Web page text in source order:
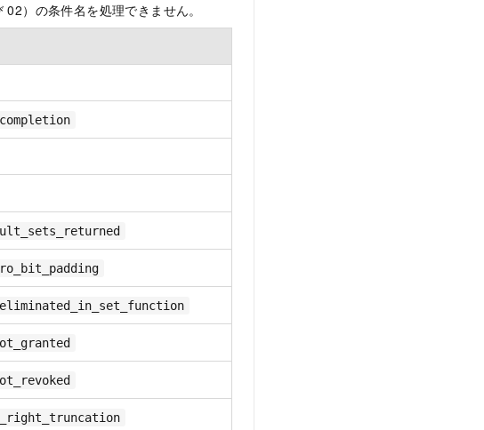
）の条件名を処理できません。